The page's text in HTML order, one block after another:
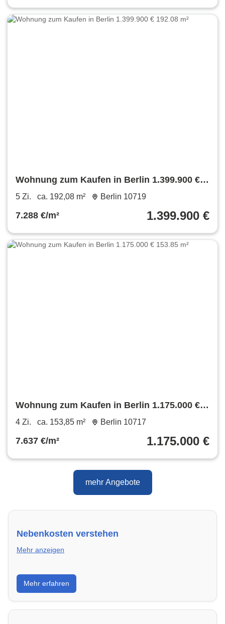
Wohnung zum Kaufen in Berlin 1.399.900 €
192.08 m²
5 Zi. ca. 192,08 m² Berlin 10719
7.288 €/m² 1.399.900 €
Wohnung zum Kaufen in Berlin 1.175.000 €
153.85 m²
4 Zi. ca. 153,85 m² Berlin 10717
7.637 €/m² 1.175.000 €
mehr Angebote
Nebenkosten verstehen
Mehr anzeigen
Erfahre, welche Nebenkosten rechtmäßig sind und
wie du deine monatliche Belastung optimieren
kannst.
Mehr erfahren